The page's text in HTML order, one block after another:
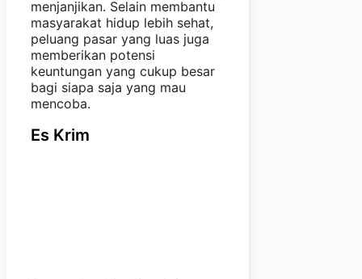
menjanjikan. Selain membantu
masyarakat hidup lebih sehat,
peluang pasar yang luas juga
memberikan potensi
keuntungan yang cukup besar
bagi siapa saja yang mau
mencoba.
Es Krim